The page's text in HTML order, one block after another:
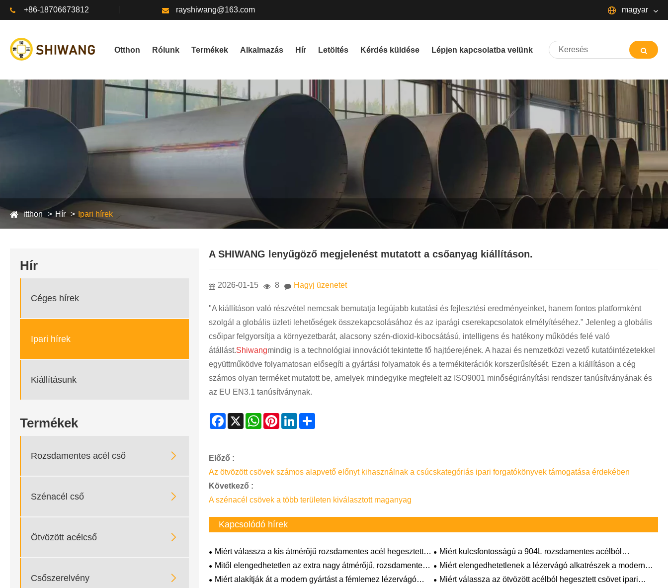
+86-18706673812 rayshiwang@163.com magyar
简体中文
русский
Français
日本語
Deutsch
Italiano
Svenska
Malay
Otthon Rólunk Termékek Alkalmazás Hír Letöltés Kérdés küldése Lépjen kapcsolatba velünk
itthon Hír Ipari hírek
Hír
Céges hírek
Ipari hírek
Kiállításunk
Termékek
Rozsdamentes acél cső 
Szénacél cső 
Ötvözött acélcső 
Csőszerelvény 
A SHIWANG lenyűgöző megjelenést mutatott a csőanyag kiállításon.
2026-01-15 8 Hagyj üzenetet
"A kiállításon való részvétel nemcsak bemutatja legújabb kutatási és fejlesztési eredményeinket, hanem fontos platformként
szolgál a globális üzleti lehetőségek összekapcsolásához és az iparági cserekapcsolatok elmélyítéséhez." Jelenleg a globális
csőipar felgyorsítja a környezetbarát, alacsony szén-dioxid-kibocsátású, intelligens és hatékony működés felé való
átállást.Shiwangmindig is a technológiai innovációt tekintette fő hajtóerejének. A hazai és nemzetközi vezető kutatóintézetekkel
együttműködve folyamatosan elősegíti a gyártási folyamatok és a termékiterációk korszerűsítését. Ezen a kiállításon a cég
számos olyan terméket mutatott be, amelyek mindegyike megfelelt az ISO9001 minőségirányítási rendszer tanúsítványának és
az EU EN3.1 tanúsítványnak.
Facebook
X WhatsAppPinterestLinkedIn
Előző :
Az ötvözött csövek számos alapvető előnyt kihasználnak a csúcskategóriás ipari forgatókönyvek támogatása érdekében
Következő :
A szénacél csövek a több területen kiválasztott maganyag
Kapcsolódó hírek
Miért válassza a kis átmérőjű rozsdamentes acél hegesztett
csövet?
Miért kulcsfontosságú a 904L rozsdamentes acélból
hegesztett cső 100%-os RT vizsgálattal a zord
környezetekben?
Mitől elengedhetetlen az extra nagy átmérőjű, rozsdamentes
acélból készült hegesztett csövek a modern ipari
rendszerekben?
Miért elengedhetetlenek a lézervágó alkatrészek a modern
gyártáshoz?
Miért alakítják át a modern gyártást a fémlemez lézervágó
Miért válassza az ötvözött acélból hegesztett csövet ipari